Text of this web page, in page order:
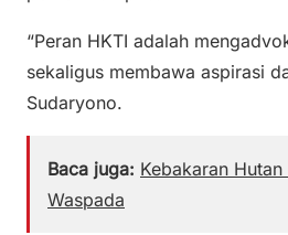
“Peran HKTI adalah
sekaligus membawa aspirasi
Sudaryono.
Baca juga: Kebakaran
Waspada